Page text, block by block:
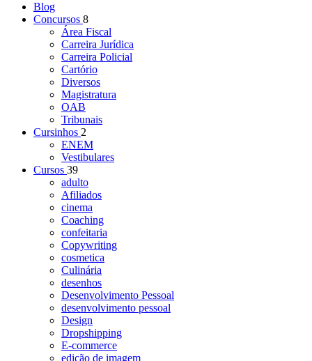
Blog
Concursos 8
Área Fiscal
Carreira Jurídica
Carreira Policial
Cartório
Diversos
Magistratura
OAB
Tribunais
Cursinhos 2
ENEM
Vestibulares
Cursos 39
adulto
Afiliados
cinema
Coaching
confeitaria
Copywriting
cosmetica
Culinária
desenhos
Desenvolvimento Pessoal
desenvolvimento pessoal
Design
Dropshipping
E-commerce
edição de imagem